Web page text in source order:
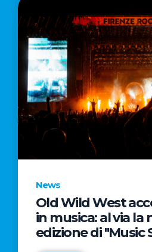
News
Old Wild West
in musica: al via la
edizione di "Music
prestigiose